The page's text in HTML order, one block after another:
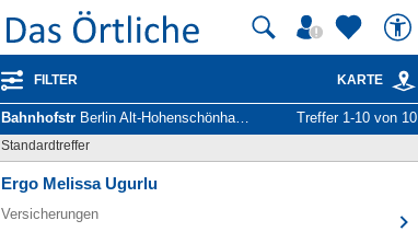
FILTER KARTE
Bahnhofstr Berlin Alt-Hohenschönhausen - Unternehmen und Personen Treffer 1-10 von 10
Standardtreffer
Ergo Melissa Ugurlu
Versicherungen